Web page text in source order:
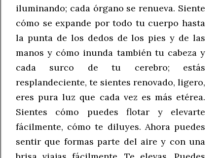
iluminando; cada órgano se renueva. Siente
cómo se expande por todo tu cuerpo hasta
la punta de los dedos de los pies y de las
manos y cómo inunda también tu cabeza y
cada surco de tu cerebro; estás
resplandeciente, te sientes renovado, ligero,
eres pura luz que cada vez es más etérea.
Sientes cómo puedes flotar y elevarte
fácilmente, cómo te diluyes. Ahora puedes
sentir que formas parte del aire y con una